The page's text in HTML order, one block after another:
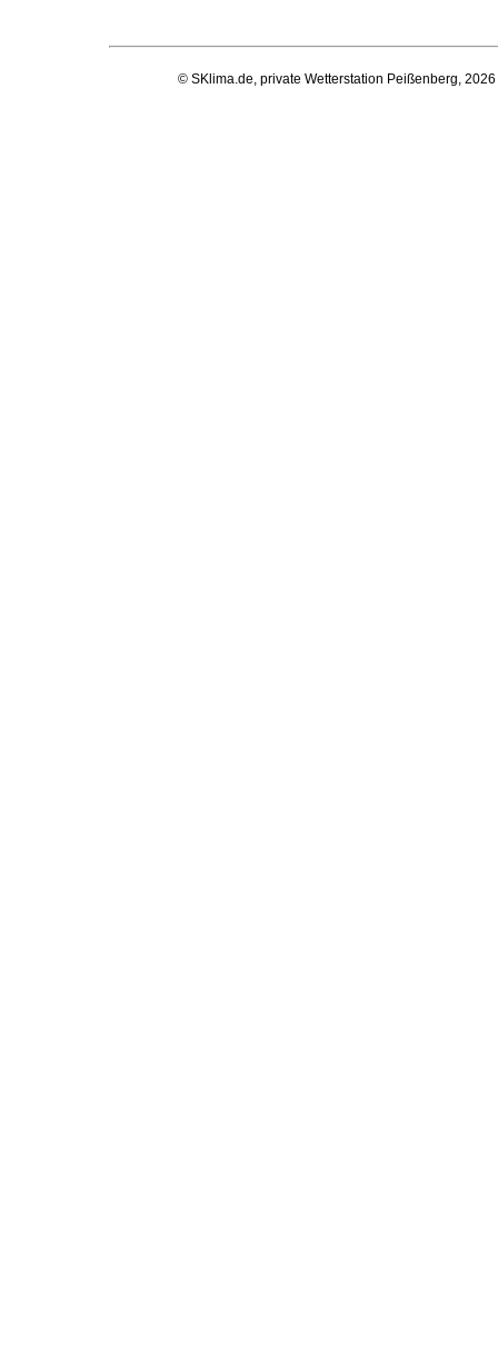
© SKlima.de, private Wetterstation Peißenberg,